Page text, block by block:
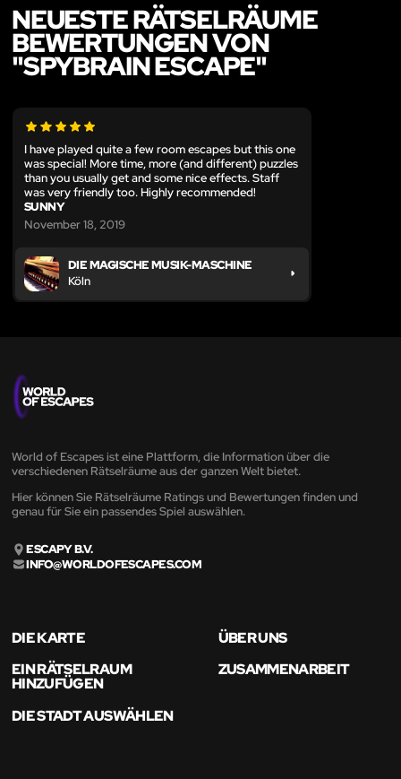
NEUESTE RÄTSELRÄUME
BEWERTUNGEN VON
"SPYBRAIN ESCAPE"
I have played quite a few room escapes but this one
was special! More time, more (and different) puzzles
than you usually get and some nice effects. Staff
was very friendly too. Highly recommended!
SUNNY
November 18, 2019
DIE MAGISCHE MUSIK-MASCHINE
Köln
World of Escapes ist eine Plattform, die Information über die
verschiedenen Rätselräume aus der ganzen Welt bietet.
Hier können Sie Rätselräume Ratings und Bewertungen finden und
genau für Sie ein passendes Spiel auswählen.
ESCAPY B.V.
INFO@WORLDOFESCAPES.COM
DIE KARTE
ÜBER UNS
EIN RÄTSELRAUM
HINZUFÜGEN
ZUSAMMENARBEIT
DIE STADT AUSWÄHLEN